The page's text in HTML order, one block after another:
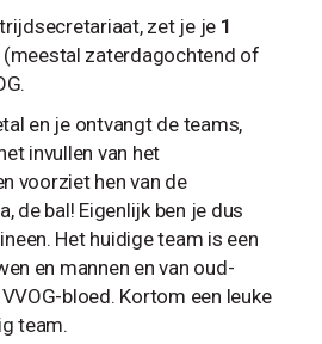
zet je je 1
(meestal zaterdagochtend of
en je ontvangt de teams,
invullen van het
voorziet hen van de
de bal! Eigenlijk ben je dus
Het huidige team is een
en mannen en van oud-
bloed. Kortom een leuke
team.